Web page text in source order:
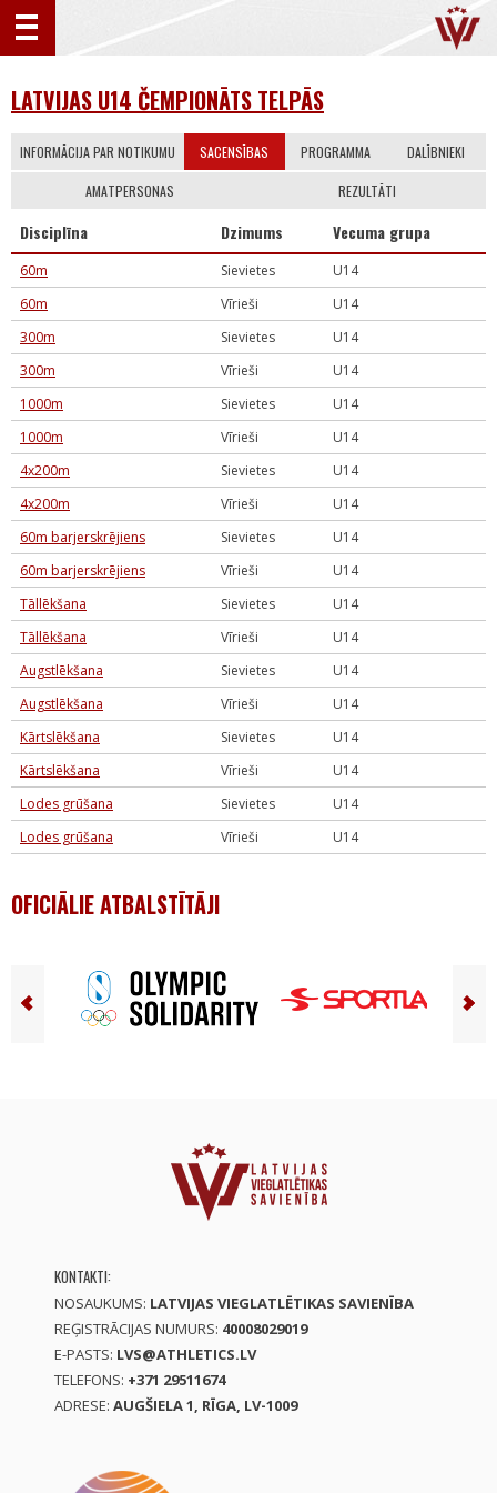
LATVIJAS U14 ČEMPIONĀTS TELPĀS
INFORMĀCIJA PAR NOTIKUMU SACENSĪBAS PROGRAMMA DALĪBNIEKI
AMATPERSONAS REZULTĀTI
Disciplīna Dzimums Vecuma grupa
60m Sievietes
U14
60m
Vīrieši
U14
300m
Sievietes
U14
300m
Vīrieši
U14
1000m
Sievietes
U14
1000m
Vīrieši
U14
4x200m
Sievietes
U14
4x200m
Vīrieši
U14
60m barjerskrējiens
Sievietes
U14
60m barjerskrējiens
Vīrieši
U14
Tāllēkšana
Sievietes
U14
Tāllēkšana
Vīrieši
U14
Augstlēkšana
Sievietes
U14
Augstlēkšana
Vīrieši
U14
Kārtslēkšana
Sievietes
U14
Kārtslēkšana
Vīrieši
U14
Lodes grūšana
Sievietes
U14
Lodes grūšana
Vīrieši U14
OFICIĀLIE ATBALSTĪTĀJI
KONTAKTI:
NOSAUKUMS: LATVIJAS VIEGLATLĒTIKAS SAVIENĪBA
REĢISTRĀCIJAS NUMURS: 40008029019
E-PASTS: LVS@ATHLETICS.LV
TELEFONS: +371 29511674
ADRESE: AUGŠIELA 1, RĪGA, LV-1009